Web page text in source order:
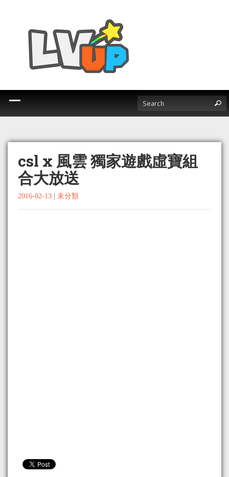
csl x 風雲 獨家遊戲虛寶組
合大放送
2016-02-13 未分類